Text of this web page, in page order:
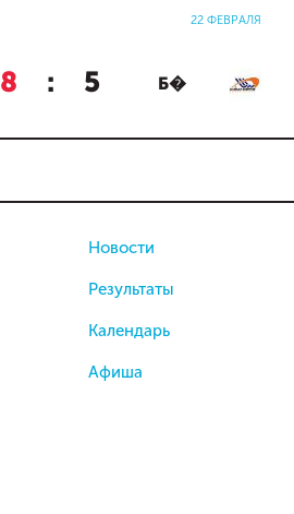
22 ФЕВРАЛЯ
8 : 5 Б�
Новости
Результаты
Календарь
Афиша